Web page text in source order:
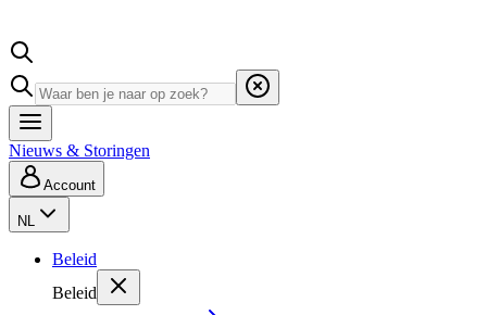
Nieuws & Storingen
Account
NL
Beleid
Beleid